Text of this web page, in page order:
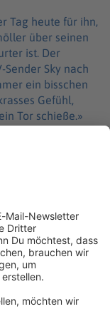
Tag heute für ihn,
über seinen
ist. Der
Sky nach
ein bisschen
Gefühl,
Tor schieße.»
fort. Vor
in der
einer der
noch wie ein